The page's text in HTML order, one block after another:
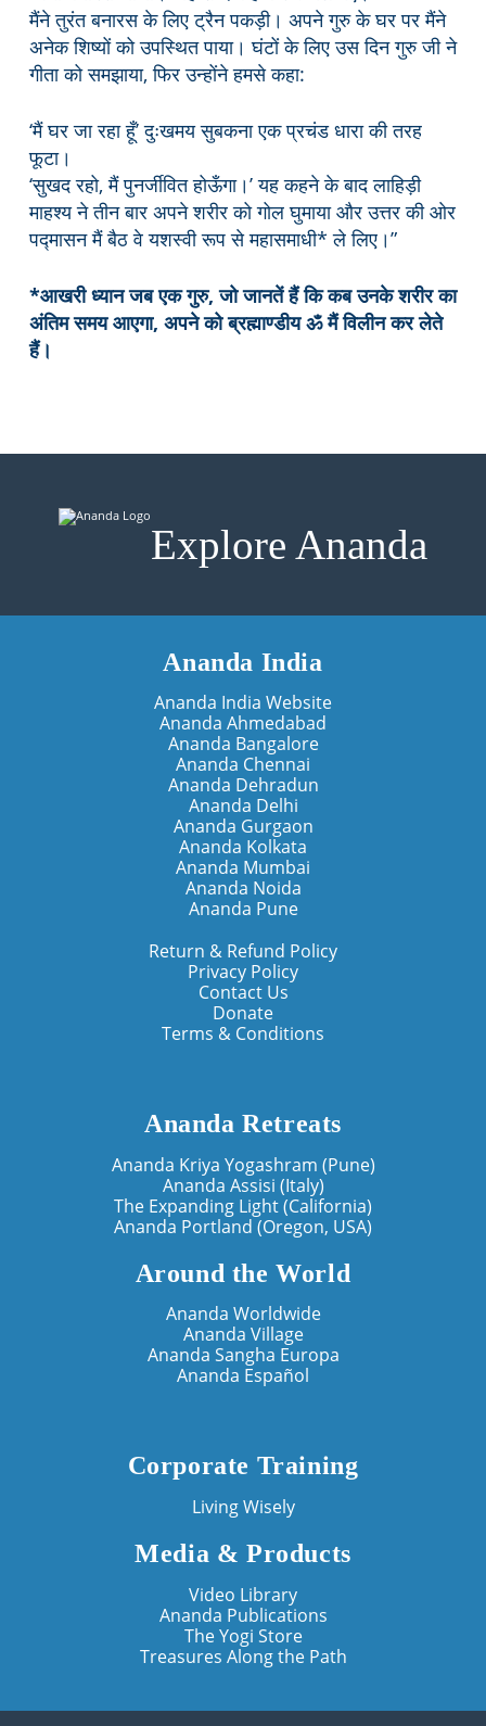
मैंने तुरंत बनारस के लिए ट्रैन पकड़ी। अपने गुरु के घर पर मैंने
अनेक शिष्यों को उपस्थित पाया। घंटों के लिए उस दिन गुरु जी ने
गीता को समझाया, फिर उन्होंने हमसे कहा:
‘मैं घर जा रहा हूँ’ दुःखमय सुबकना एक प्रचंड धारा की तरह
फूटा।
‘सुखद रहो, मैं पुनर्जीवित होऊँगा।’ यह कहने के बाद लाहिड़ी
माहश्य ने तीन बार अपने शरीर को गोल घुमाया और उत्तर की ओर
पद्मासन मैं बैठ वे यशस्वी रूप से महासमाधी* ले लिए।”
*आखरी ध्यान जब एक गुरु, जो जानतें हैं कि कब उनके शरीर का
अंतिम समय आएगा, अपने को ब्रह्माण्डीय ॐ मैं विलीन कर लेते
हैं।
Explore Ananda
Ananda India
Ananda India Website
Ananda Ahmedabad
Ananda Bangalore
Ananda Chennai
Ananda Dehradun
Ananda Delhi
Ananda Gurgaon
Ananda Kolkata
Ananda Mumbai
Ananda Noida
Ananda Pune
Return & Refund Policy
Privacy Policy
Contact Us
Donate
Terms & Conditions
Ananda Retreats
Ananda Kriya Yogashram (Pune)
Ananda Assisi (Italy)
The Expanding Light (California)
Ananda Portland (Oregon, USA)
Around the World
Ananda Worldwide
Ananda Village
Ananda Sangha Europa
Ananda Español
Corporate Training
Living Wisely
Media & Products
Video Library
Ananda Publications
The Yogi Store
Treasures Along the Path